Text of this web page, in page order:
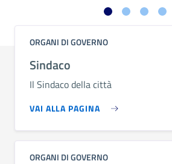
ORGANI DI GOVERNO
Sindaco
Il Sindaco della città
VAI ALLA PAGINA
ORGANI DI GOVERNO